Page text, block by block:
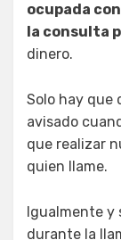
ocupada
la consulta
dinero.
Solo hay que
avisado
que realizar
quien llame.
Igualmente
durante la